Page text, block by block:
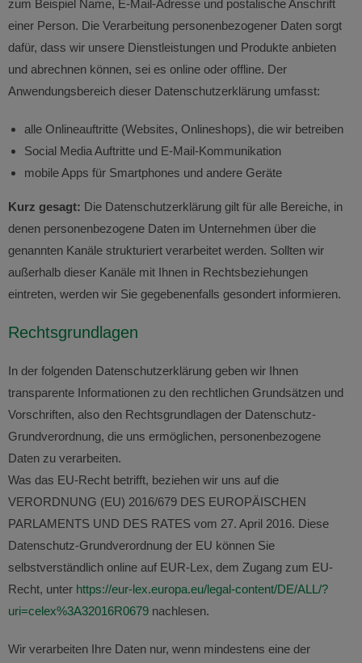
zum Beispiel Name, E-Mail-Adresse und postalische Anschrift
einer Person. Die Verarbeitung personenbezogener Daten sorgt
dafür, dass wir unsere Dienstleistungen und Produkte anbieten
und abrechnen können, sei es online oder offline. Der
Anwendungsbereich dieser Datenschutzerklärung umfasst:
alle Onlineauftritte (Websites, Onlineshops), die wir betreiben
Social Media Auftritte und E-Mail-Kommunikation
mobile Apps für Smartphones und andere Geräte
Kurz gesagt: Die Datenschutzerklärung gilt für alle Bereiche, in
denen personenbezogene Daten im Unternehmen über die
genannten Kanäle strukturiert verarbeitet werden. Sollten wir
außerhalb dieser Kanäle mit Ihnen in Rechtsbeziehungen
eintreten, werden wir Sie gegebenenfalls gesondert informieren.
Rechtsgrundlagen
In der folgenden Datenschutzerklärung geben wir Ihnen
transparente Informationen zu den rechtlichen Grundsätzen und
Vorschriften, also den Rechtsgrundlagen der Datenschutz-
Grundverordnung, die uns ermöglichen, personenbezogene
Daten zu verarbeiten.
Was das EU-Recht betrifft, beziehen wir uns auf die
VERORDNUNG (EU) 2016/679 DES EUROPÄISCHEN
PARLAMENTS UND DES RATES vom 27. April 2016. Diese
Datenschutz-Grundverordnung der EU können Sie
selbstverständlich online auf EUR-Lex, dem Zugang zum EU-
Recht, unter https://eur-lex.europa.eu/legal-content/DE/ALL/?
uri=celex%3A32016R0679 nachlesen.
Wir verarbeiten Ihre Daten nur, wenn mindestens eine der